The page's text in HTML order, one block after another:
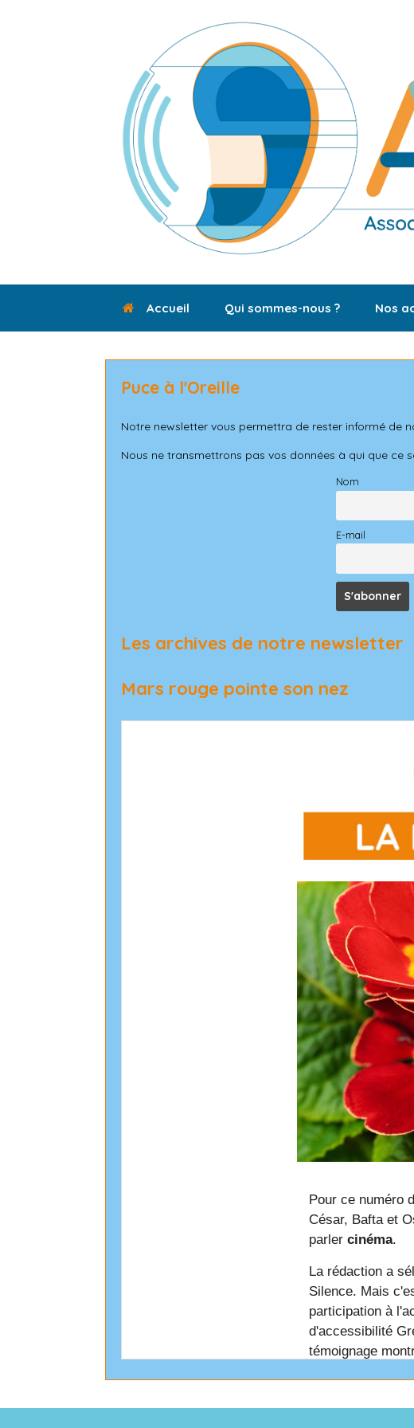
Accueil Qui sommes-nous ? Nos
Puce à l'Oreille
Notre newsletter vous permettra de rester informé de
Nous ne transmettrons pas vos données à qui que ce
Nom
E-mail
Les archives de notre newsletter
Mars rouge pointe son nez